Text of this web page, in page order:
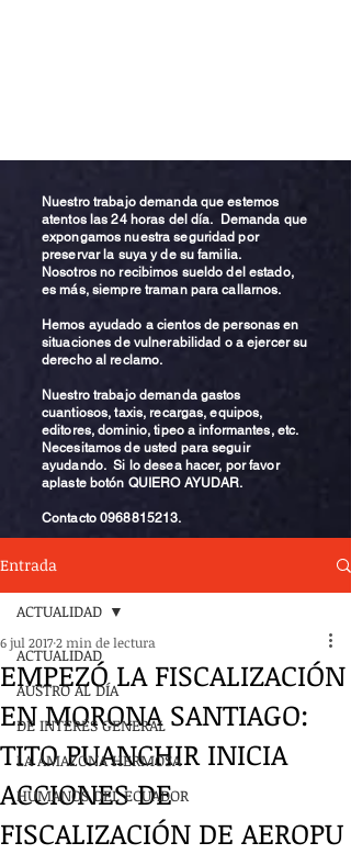
Nuestro trabajo demanda que estemos
atentos las 24 horas del día. Demanda que
expongamos nuestra seguridad por
preservar la suya y de su familia.
Nosotros no recibimos sueldo del estado,
es más, siempre traman para callarnos.
Hemos ayudado a cientos de personas en
situaciones de vulnerabilidad o a ejercer su
derecho al reclamo.
Nuestro trabajo demanda gastos
cuantiosos, taxis, recargas, equipos,
editores, dominio, tipeo a informantes, etc.
Necesitamos de usted para seguir
ayudando. Si lo desea hacer, por favor
aplaste botón QUIERO AYUDAR.
Contacto0968815213.
Entrada
ACTUALIDAD
AUSTRO AL DÍA
DE INTERÉS GENERAL
LA AMAZONA HERMOSA
HUMANOS DEL ECUADOR
ACTUALIDAD
EMPEZÓ LA FISCALIZACIÓN
EN MORONA SANTIAGO:
TITO PUANCHIR INICIA
ACCIONES DE
FISCALIZACIÓN DE AEROPU
6 jul 20172 min de lectura